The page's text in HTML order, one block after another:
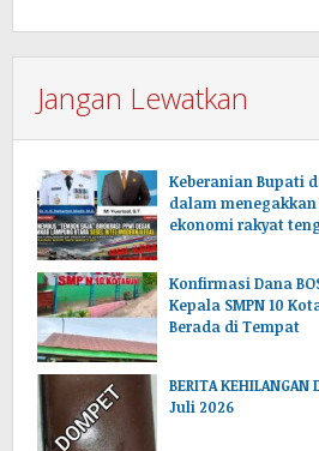
Jangan Lewatkan
Keberanian Bupati
dalam
ekonomi rakyat
Konfirmasi Dana
Kepala SMPN 10
Berada di Tempat
BERITA
Juli 2026